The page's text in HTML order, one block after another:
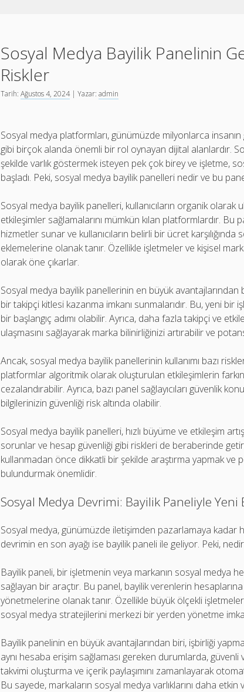
Sosyal Medya Bayilik Panelinin
Riskler
Tarih:Ağustos 4, 2024| Yazar:admin
Sosyal medya platformları, günümüzde milyonlarca
gibi birçok alanda önemli bir rol oynayan dijital alanlardır.
şekilde varlık göstermek isteyen pek çok birey ve işletme,
başladı. Peki, sosyal medya bayilik panelleri nedir ve bu
Sosyal medya bayilik panelleri, kullanıcıların organik
etkileşimler sağlamalarını mümkün kılan platformlardır.
hizmetler sunar ve kullanıcıların belirli bir ücret
eklemelerine olanak tanır. Özellikle işletmeler ve kişisel
olarak öne çıkarlar.
Sosyal medya bayilik panellerinin en büyük avantajlarından
bir takipçi kitlesi kazanma imkanı sunmalarıdır. Bu, yeni
bir başlangıç adımı olabilir. Ayrıca, daha fazla takipçi ve
ulaşmasını sağlayarak marka bilinirliğinizi artırabilir ve
Ancak, sosyal medya bayilik panellerinin kullanımı bazı
platformlar algoritmik olarak oluşturulan etkileşimlerin
cezalandırabilir. Ayrıca, bazı panel sağlayıcıları güvenlik
bilgilerinizin güvenliği risk altında olabilir.
Sosyal medya bayilik panelleri, hızlı büyüme ve etkileşim
sorunlar ve hesap güvenliği gibi riskleri de beraberinde
kullanmadan önce dikkatli bir şekilde araştırma yapmak ve
bulundurmak önemlidir.
Sosyal Medya Devrimi: Bayilik Paneliyle Yeni
Sosyal medya, günümüzde iletişimden pazarlamaya kadar
devrimin en son ayağı ise bayilik paneli ile geliyor. Peki,
Bayilik paneli, bir işletmenin veya markanın sosyal medya
sağlayan bir araçtır. Bu panel, bayilik verenlerin
yönetmelerine olanak tanır. Özellikle büyük ölçekli
sosyal medya stratejilerini merkezi bir yerden yönetme
Bayilik panelinin en büyük avantajlarından biri, işbirliği
aynı hesaba erişim sağlaması gereken durumlarda, güvenli
takvimi oluşturma ve içerik paylaşımını zamanlayarak
Bu sayede, markaların sosyal medya varlıklarını daha